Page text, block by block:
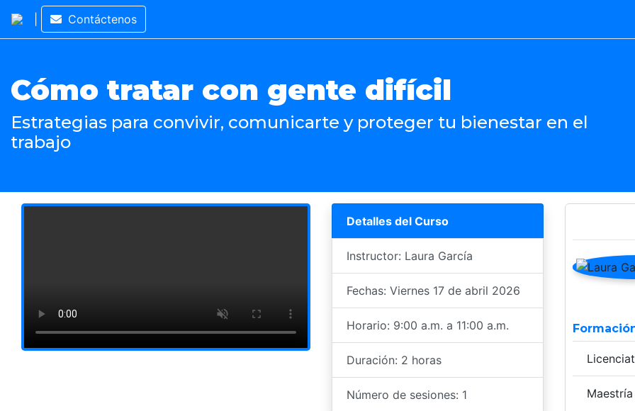
Contáctenos
Cómo tratar con gente difícil
Estrategias para convivir, comunicarte y proteger tu bienestar en el
trabajo
Detalles del Curso
Instructor: Laura García
Fechas: Viernes 17 de abril 2026
Horario: 9:00 a.m. a 11:00 a.m.
Duración: 2 horas
Número de sesiones: 1